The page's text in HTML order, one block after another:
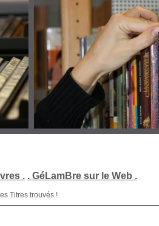
. . GéLamBre sur le Web .
Titres trouvés !